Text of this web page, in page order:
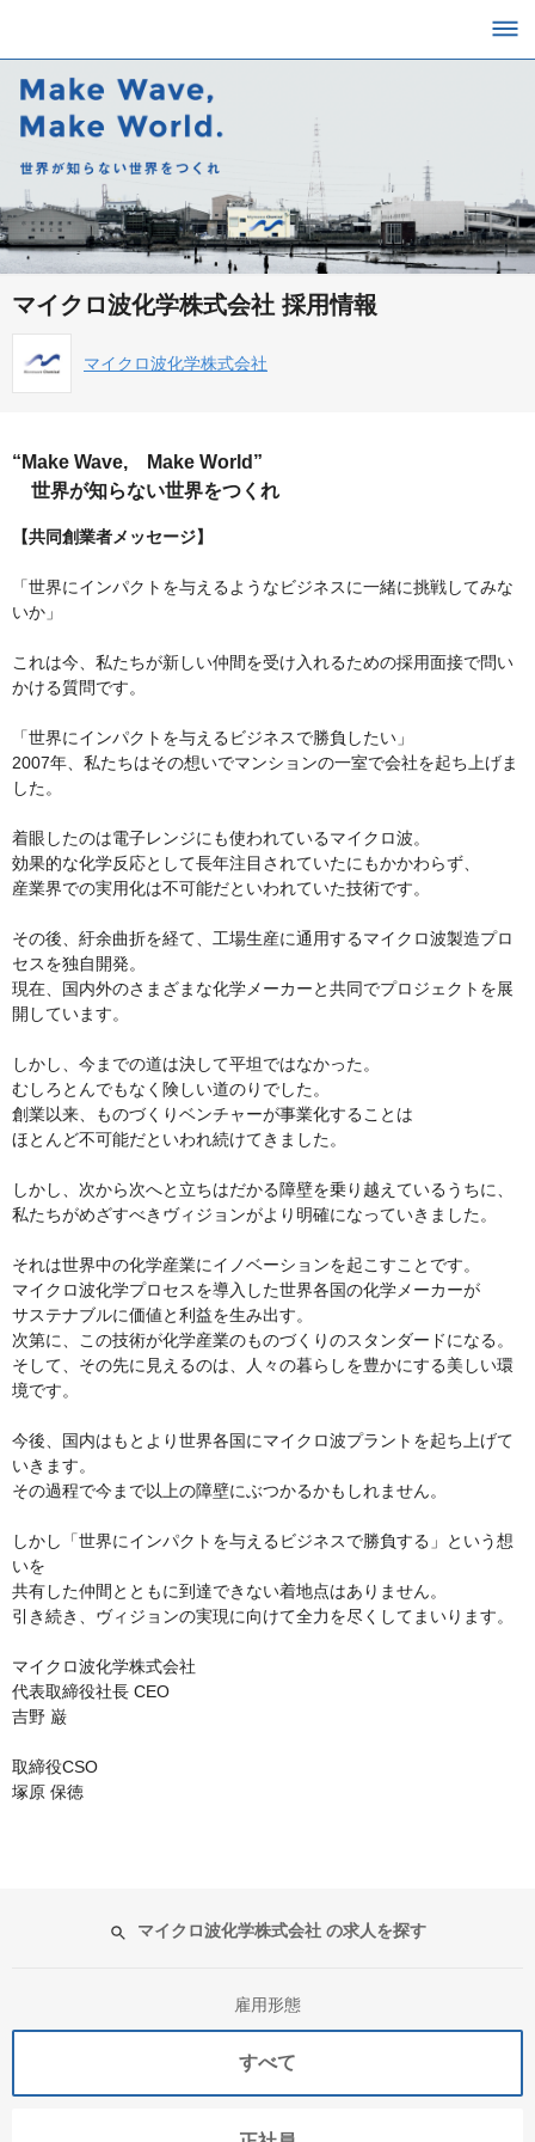
マイクロ波化学株式会社 採用情報
マイクロ波化学株式会社
“Make Wave, Make World”
世界が知らない世界をつくれ
【共同創業者メッセージ】
「世界にインパクトを与えるようなビジネスに一緒に挑戦してみな
いか」
これは今、私たちが新しい仲間を受け入れるための採用面接で問い
かける質問です。
「世界にインパクトを与えるビジネスで勝負したい」
2007年、私たちはその想いでマンションの一室で会社を起ち上げま
した。
着眼したのは電子レンジにも使われているマイクロ波。
効果的な化学反応として長年注目されていたにもかかわらず、
産業界での実用化は不可能だといわれていた技術です。
その後、紆余曲折を経て、工場生産に通用するマイクロ波製造プロ
セスを独自開発。
現在、国内外のさまざまな化学メーカーと共同でプロジェクトを展
開しています。
しかし、今までの道は決して平坦ではなかった。
むしろとんでもなく険しい道のりでした。
創業以来、ものづくりベンチャーが事業化することは
ほとんど不可能だといわれ続けてきました。
しかし、次から次へと立ちはだかる障壁を乗り越えているうちに、
私たちがめざすべきヴィジョンがより明確になっていきました。
それは世界中の化学産業にイノベーションを起こすことです。
マイクロ波化学プロセスを導入した世界各国の化学メーカーが
サステナブルに価値と利益を生み出す。
次第に、この技術が化学産業のものづくりのスタンダードになる。
そして、その先に見えるのは、人々の暮らしを豊かにする美しい環
境です。
今後、国内はもとより世界各国にマイクロ波プラントを起ち上げて
いきます。
その過程で今まで以上の障壁にぶつかるかもしれません。
しかし「世界にインパクトを与えるビジネスで勝負する」という想
いを
共有した仲間とともに到達できない着地点はありません。
引き続き、ヴィジョンの実現に向けて全力を尽くしてまいります。
マイクロ波化学株式会社
代表取締役社長 CEO
吉野 巌
取締役CSO
塚原 保徳
マイクロ波化学株式会社 の求人を探す
雇用形態
すべて